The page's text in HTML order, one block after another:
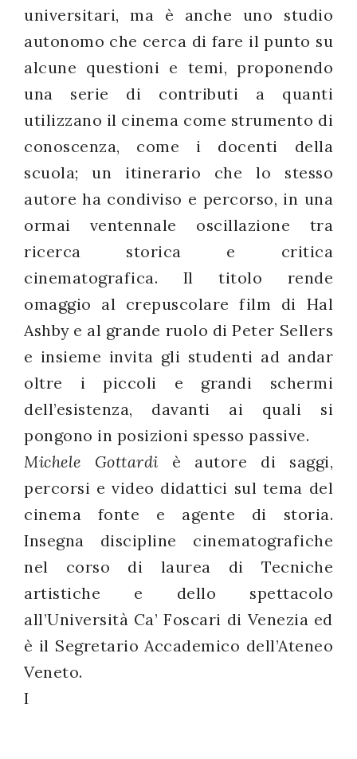
universitari, ma è anche uno studio
autonomo che cerca di fare il punto su
alcune questioni e temi, proponendo
una serie di contributi a quanti
utilizzano il cinema come strumento di
conoscenza, come i docenti della
scuola; un itinerario che lo stesso
autore ha condiviso e percorso, in una
ormai ventennale oscillazione tra
ricerca storica e critica
cinematografica. Il titolo rende
omaggio al crepuscolare film di Hal
Ashby e al grande ruolo di Peter Sellers
e insieme invita gli studenti ad andar
oltre i piccoli e grandi schermi
dell’esistenza, davanti ai quali si
pongono in posizioni spesso passive.
Michele Gottardi è autore di saggi,
percorsi e video didattici sul tema del
cinema fonte e agente di storia.
Insegna discipline cinematografiche
nel corso di laurea di Tecniche
artistiche e dello spettacolo
all’Università Ca’ Foscari di Venezia ed
è il Segretario Accademico dell’Ateneo
Veneto.
I